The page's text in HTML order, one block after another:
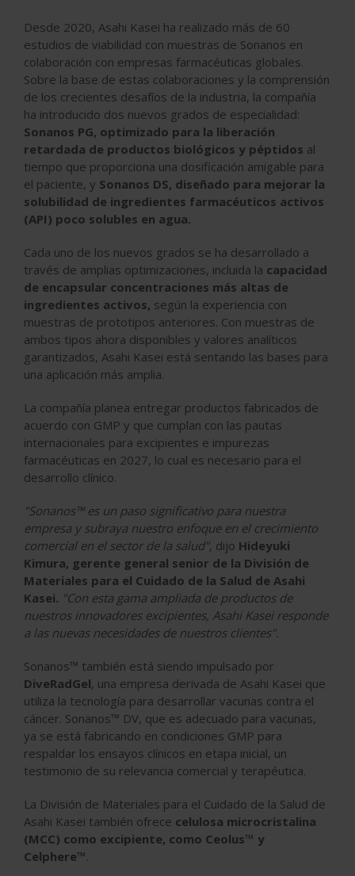
Desde 2020, Asahi Kasei ha realizado más de 60
estudios de viabilidad con muestras de Sonanos en
colaboración con empresas farmacéuticas globales.
Sobre la base de estas colaboraciones y la comprensión
de los crecientes desafíos de la industria, la compañía
ha introducido dos nuevos grados de especialidad:
Sonanos PG, optimizado para la liberación
retardada de productos biológicos y péptidos al
tiempo que proporciona una dosificación amigable para
el paciente, y Sonanos DS, diseñado para mejorar la
solubilidad de ingredientes farmacéuticos activos
(API) poco solubles en agua.
Cada uno de los nuevos grados se ha desarrollado a
través de amplias optimizaciones, incluida la capacidad
de encapsular concentraciones más altas de
ingredientes activos, según la experiencia con
muestras de prototipos anteriores. Con muestras de
ambos tipos ahora disponibles y valores analíticos
garantizados, Asahi Kasei está sentando las bases para
una aplicación más amplia.
La compañía planea entregar productos fabricados de
acuerdo con GMP y que cumplan con las pautas
internacionales para excipientes e impurezas
farmacéuticas en 2027, lo cual es necesario para el
desarrollo clínico.
"Sonanos™ es un paso significativo para nuestra
empresa y subraya nuestro enfoque en el crecimiento
comercial en el sector de la salud", dijo Hideyuki
Kimura, gerente general senior de la División de
Materiales para el Cuidado de la Salud de Asahi
Kasei. "Con esta gama ampliada de productos de
nuestros innovadores excipientes, Asahi Kasei responde
a las nuevas necesidades de nuestros clientes".
Sonanos™ también está siendo impulsado por
DiveRadGel, una empresa derivada de Asahi Kasei que
utiliza la tecnología para desarrollar vacunas contra el
cáncer. Sonanos™ DV, que es adecuado para vacunas,
ya se está fabricando en condiciones GMP para
respaldar los ensayos clínicos en etapa inicial, un
testimonio de su relevancia comercial y terapéutica.
La División de Materiales para el Cuidado de la Salud de
Asahi Kasei también ofrece celulosa microcristalina
(MCC) como excipiente, como Ceolus™ y
Celphere™.